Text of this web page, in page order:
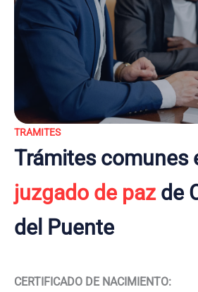
TRAMITES
Trámites comunes
juzgado de pazde
del Puente
CERTIFICADO DE NACIMIENTO: